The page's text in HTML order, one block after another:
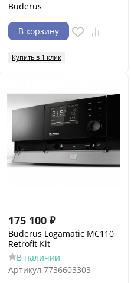
Buderus
В корзину
Купить в 1 клик
175 100 ₽
Buderus Logamatic MC110
Retrofit Kit
В наличии
Артикул 7736603303